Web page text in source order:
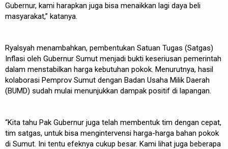
Gubernur, kami harapkan juga bisa menaikkan lagi daya beli
masyarakat,” katanya.
Ryalsyah menambahkan, pembentukan Satuan Tugas (Satgas)
Inflasi oleh Gubernur Sumut menjadi bukti keseriusan pemerintah
dalam menstabilkan harga kebutuhan pokok. Menurutnya, hasil
kolaborasi Pemprov Sumut dengan Badan Usaha Milik Daerah
(BUMD) sudah mulai menunjukkan dampak positif di lapangan.
“Kita tahu Pak Gubernur juga telah membentuk tim dengan cepat,
tim satgas, untuk bisa mengintervensi harga-harga bahan pokok
di Sumut. Ini tentu efeknya cukup besar. Kami lihat juga beberapa